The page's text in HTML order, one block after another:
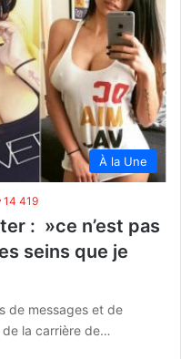
À la Une
14 419
: »ce n’est pas
seins que je
de messages et de
de la carrière de…